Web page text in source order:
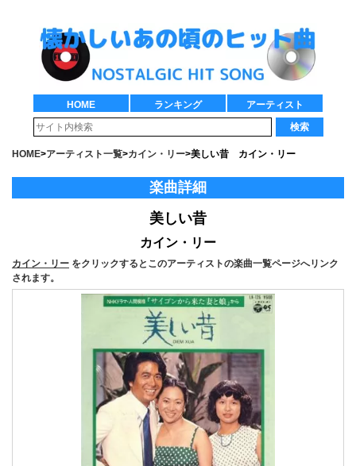
HOME ランキング
アーティスト
検索
HOME>アーティスト一覧>カイン・リー>美しい昔 カイン・リー
楽曲詳細
美しい昔
カイン・リー
カイン・リー をクリックするとこのアーティストの楽曲一覧ページへリンク
されます。